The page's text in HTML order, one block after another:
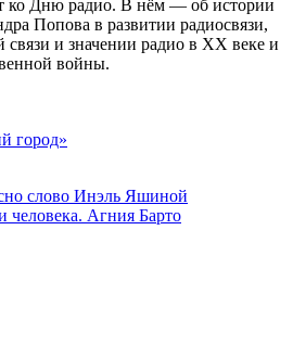
ко Дню радио. В нём — об истории
Попова в развитии радиосвязи,
связи и значении радио в XX веке и
войны.
город»
слово Инэль Яшиной
человека. Агния Барто